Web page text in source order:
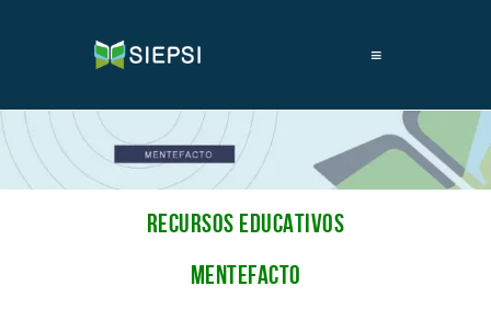
≡
RECURSOS EDUCATIVOS
MENTEFACTO